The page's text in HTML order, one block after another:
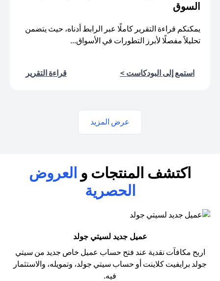
السوق
يمكنكم قراءة التقرير كاملًا عبر الرابط أدناه، حيث يتضمن
تحليلاً مفصلًا لأبرز التطورات في الأسواق...
استمع إلى البودكاست > قراءة التقرير
عرض المزيد
اكتشف المنتجات و العروض
الحصرية
عميل جديد لسيتي جولد
اربح مكافآت نقدية عند فتح حساب عميل خاص جديد من سيتي
جولد برايفيت كلاينت أو حساب سيتي جولد، وتمويله، والاستثمار
فيه.